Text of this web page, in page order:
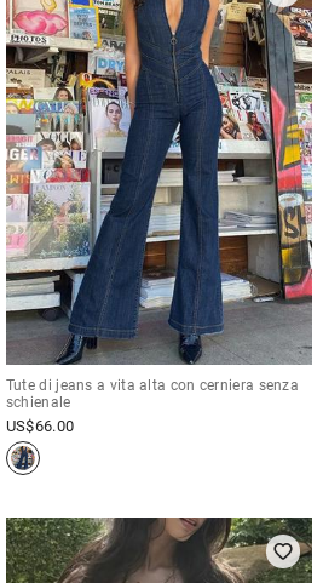
Tute di jeans a vita alta con cerniera senza
schienale
US$66.00